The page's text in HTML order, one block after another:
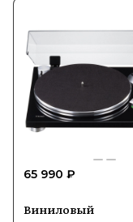
65 990 ₽
Виниловый